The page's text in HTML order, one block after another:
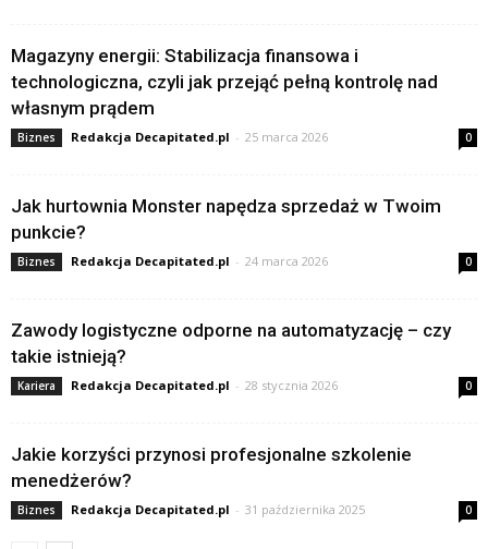
Magazyny energii: Stabilizacja finansowa i
technologiczna, czyli jak przejąć pełną kontrolę nad
własnym prądem
Biznes Redakcja Decapitated.pl - 25 marca 2026 0
Jak hurtownia Monster napędza sprzedaż w Twoim
punkcie?
Biznes Redakcja Decapitated.pl - 24 marca 2026 0
Zawody logistyczne odporne na automatyzację – czy
takie istnieją?
Kariera Redakcja Decapitated.pl - 28 stycznia 2026 0
Jakie korzyści przynosi profesjonalne szkolenie
menedżerów?
Biznes Redakcja Decapitated.pl - 31 października 2025 0